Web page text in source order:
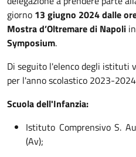
giorno 13 giugno 2024 dalle
Mostra d’Oltremare di Napoli
Symposium.
Di seguito l'elenco degli istituti
per l'anno scolastico 2023-
Scuola dell'Infanzia:
Istituto Comprensivo S.
(Av);